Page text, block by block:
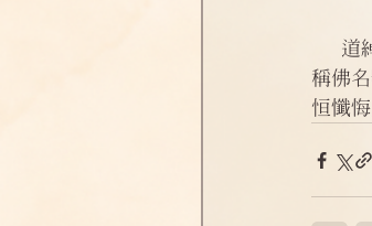
念佛之勝妙
淨土偈頌法語
稱佛
恒懺悔